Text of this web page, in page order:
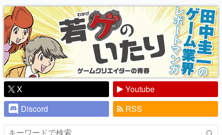
り】
X
Youtube
Discord
RSS